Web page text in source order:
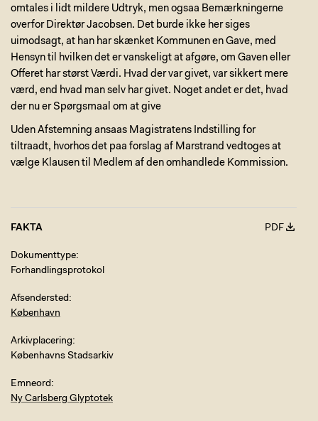
omtales i lidt mildere Udtryk, men ogsaa Bemærkningerne
overfor Direktør Jacobsen. Det burde ikke her siges
uimodsagt, at han har skænket Kommunen en Gave, med
Hensyn til hvilken det er vanskeligt at afgøre, om Gaven eller
Offeret har størst Værdi. Hvad der var givet, var sikkert mere
værd, end hvad man selv har givet. Noget andet er det, hvad
der nu er Spørgsmaal om at give
Uden Afstemning ansaas Magistratens Indstilling for
tiltraadt, hvorhos det paa forslag af Marstrand vedtoges at
vælge Klausen til Medlem af den omhandlede Kommission.
FAKTA PDF
Dokumenttype
Forhandlingsprotokol
Afsendersted
København
Arkivplacering
Københavns Stadsarkiv
Emneord
Ny Carlsberg Glyptotek